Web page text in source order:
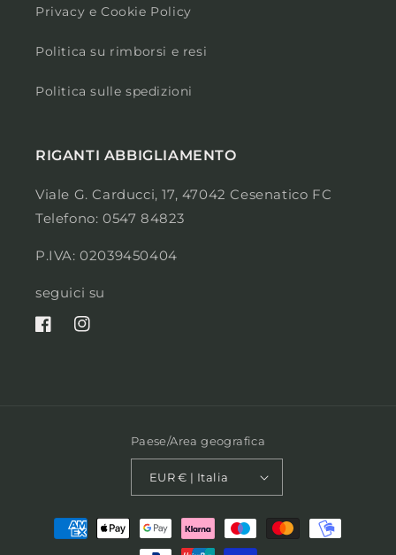
Privacy e Cookie Policy
Politica su rimborsi e resi
Politica sulle spedizioni
RIGANTI ABBIGLIAMENTO
Viale G. Carducci, 17, 47042 Cesenatico FC
Telefono: 0547 84823
P.IVA: 02039450404
seguici su
FacebookInstagram
Paese/Area geografica
EUR € | Italia
Metodi